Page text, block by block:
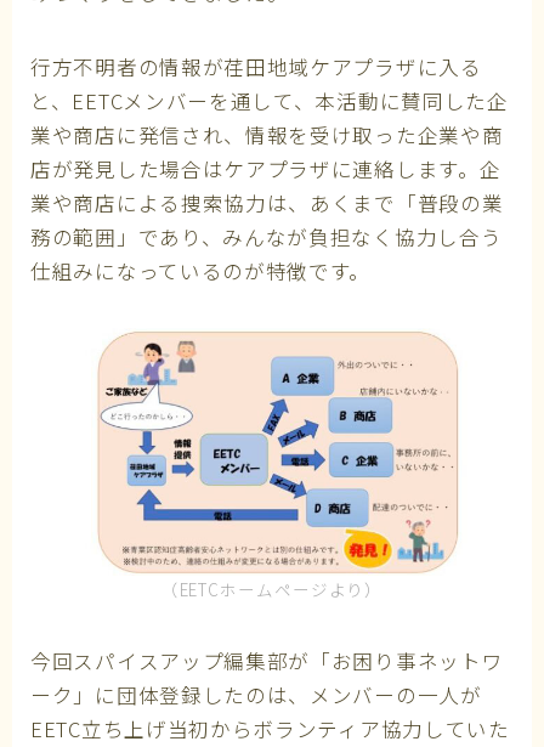
行方不明者の情報が荏田地域ケアプラザに入る
と、EETCメンバーを通して、本活動に賛同した企
業や商店に発信され、情報を受け取った企業や商
店が発見した場合はケアプラザに連絡します。企
業や商店による捜索協力は、あくまで「普段の業
務の範囲」であり、みんなが負担なく協力し合う
仕組みになっているのが特徴です。
（EETCホームページより）
今回スパイスアップ編集部が「お困り事ネットワ
ーク」に団体登録したのは、メンバーの一人が
EETC立ち上げ当初からボランティア協力していた